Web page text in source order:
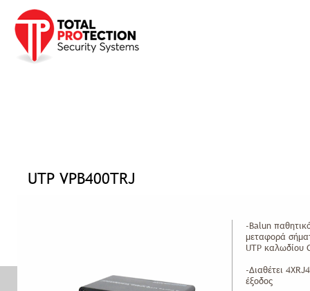
UTP VPB400TRJ
-Balun
μεταφορά
UTP καλωδίου
-Διαθέτει
έξοδος